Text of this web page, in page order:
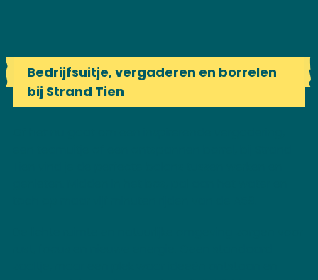
Bedrijfsuitje, vergaderen en borrelen
bij Strand Tien